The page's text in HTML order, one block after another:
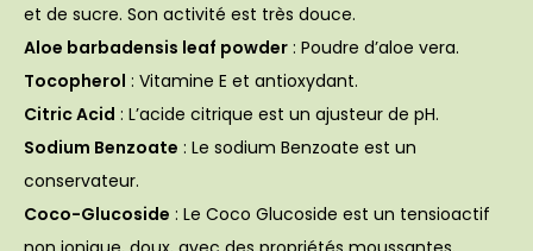
et de sucre. Son activité est très douce.
Aloe barbadensis leaf powder : Poudre d’aloe vera.
Tocopherol : Vitamine E et antioxydant.
Citric Acid : L’acide citrique est un ajusteur de pH.
Sodium Benzoate : Le sodium Benzoate est un
conservateur.
Coco-Glucoside : Le Coco Glucoside est un tensioactif